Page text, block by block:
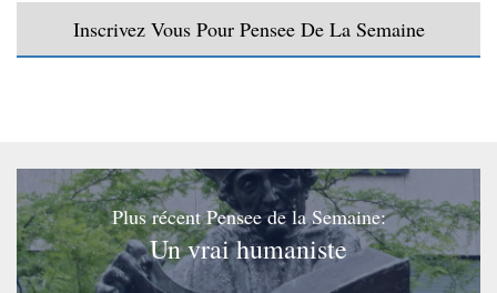
Inscrivez Vous Pour Pensee De La Semaine
Plus récent Pensee de la Semaine:
Un vrai humaniste